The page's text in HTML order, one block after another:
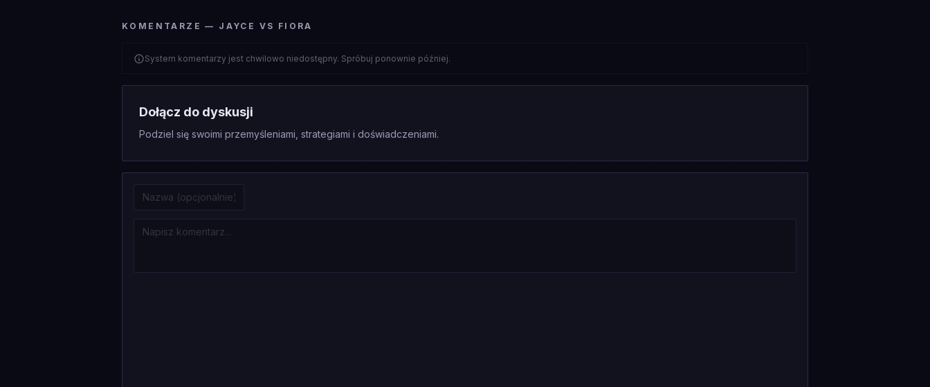
KOMENTARZE — JAYCE VS FIORA
System komentarzy jest chwilowo niedostępny. Spróbuj ponownie później.
Dołącz do dyskusji
Podziel się swoimi przemyśleniami, strategiami i doświadczeniami.